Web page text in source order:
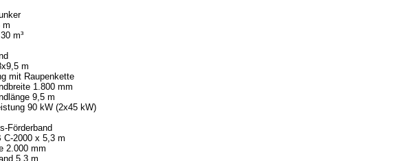
m
m³
m
mit Raupenkette
1.800 mm
9,5 m
90 kW (2x45 kW)
Förderband
C-2000 x 5,3 m
2.000 mm
5,3 m